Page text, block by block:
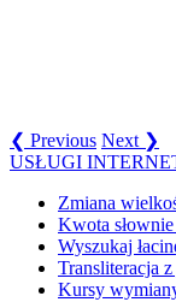
❮ Previous Next ❯
USŁUGI
Zmiana
Kwota
Wyszukaj
Transliteracja
Kursy